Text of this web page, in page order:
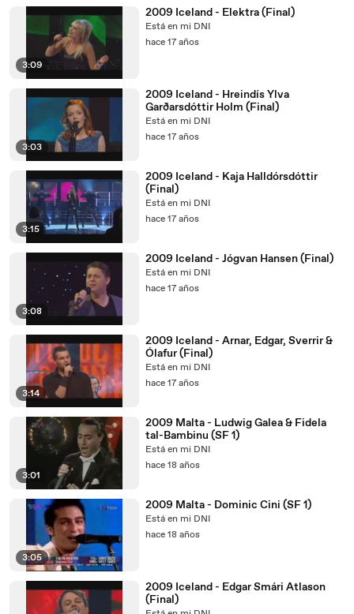
3:09
2009 Iceland - Elektra (Final)
Está en mi DNI
hace 17 años
3:03
2009 Iceland - Hreindís Ylva
Garðarsdóttir Holm (Final)
Está en mi DNI
hace 17 años
3:15
2009 Iceland - Kaja Halldórsdóttir
(Final)
Está en mi DNI
hace 17 años
3:08
2009 Iceland - Jógvan Hansen (Final)
Está en mi DNI
hace 17 años
3:14
2009 Iceland - Arnar, Edgar, Sverrir &
Ólafur (Final)
Está en mi DNI
hace 17 años
3:01
2009 Malta - Ludwig Galea & Fidela
tal-Bambinu (SF 1)
Está en mi DNI
hace 18 años
3:05
2009 Malta - Dominic Cini (SF 1)
Está en mi DNI
hace 18 años
2009 Iceland - Edgar Smári Atlason
(Final)